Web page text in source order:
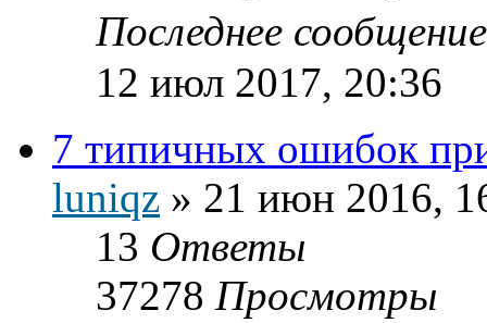
Последнее
12 июл 2017, 20:36
7 типичных ошибок
luniqz » 21 июн 2016,
13 Ответы
37278 Просмотры